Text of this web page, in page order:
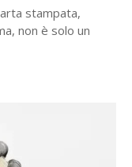
stampata,
non è solo un